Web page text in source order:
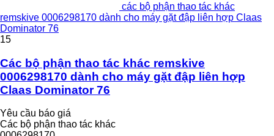
các bộ phận thao tác khác
remskive 0006298170 dành cho máy gặt đập liên hợp Claas
Dominator 76
15
Các bộ phận thao tác khác remskive
0006298170 dành cho máy gặt đập liên hợp
Claas Dominator 76
Yêu cầu báo giá
Các bộ phận thao tác khác